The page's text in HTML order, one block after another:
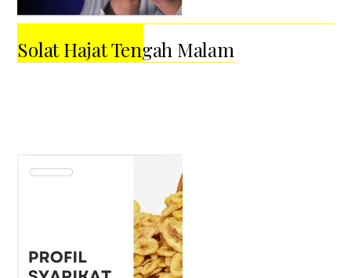
Solat Hajat Tengah Malam